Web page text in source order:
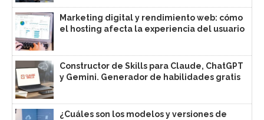
Marketing digital y rendimiento web: cómo
el hosting afecta la experiencia del usuario
Constructor de Skills para Claude, ChatGPT
y Gemini. Generador de habilidades gratis
¿Cuáles son los modelos y versiones de